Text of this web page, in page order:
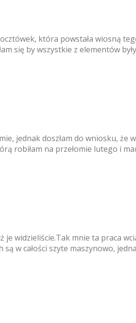
która powstała wiosną
się by wszystkie z elementów
jednak doszłam do wniosku, że
robiłam na przełomie lutego i
widzieliście.Tak mnie ta praca
w całości szyte maszynowo,